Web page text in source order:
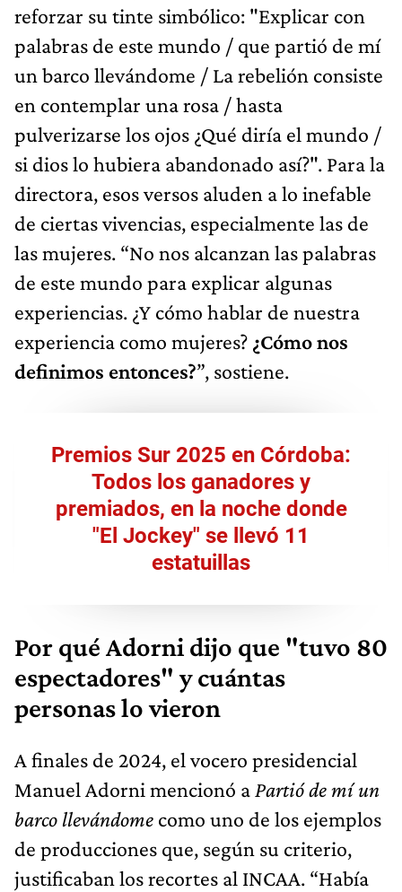
reforzar su tinte simbólico: "Explicar con
palabras de este mundo / que partió de mí
un barco llevándome / La rebelión consiste
en contemplar una rosa / hasta
pulverizarse los ojos ¿Qué diría el mundo /
si dios lo hubiera abandonado así?". Para la
directora, esos versos aluden alo inefable
de ciertas vivencias, especialmente las de
las mujeres. “No nos alcanzan las palabras
de este mundo para explicar algunas
experiencias. ¿Y cómo hablar de nuestra
experiencia como mujeres? ¿Cómo nos
definimos entonces?”, sostiene.
Premios Sur 2025 en Córdoba:
Todos los ganadores y
premiados, en la noche donde
"El Jockey" se llevó 11
estatuillas
Por qué Adorni dijo que "tuvo 80
espectadores" y cuántas
personas lo vieron
A finales de 2024, el vocero presidencial
Manuel Adorni mencionó a Partió de mí un
barco llevándome como uno de los ejemplos
de producciones que, según su criterio,
justificaban los recortes al INCAA. “Había